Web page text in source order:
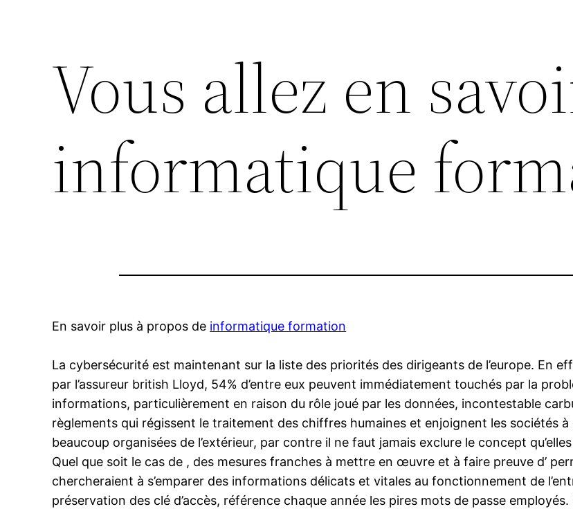
Vous allez en
informatique
En savoir plus à propos de informatique formation
La cybersécurité est maintenant sur la liste des priorités des dirigeants de l’europe. En
par l’assureur british Lloyd, 54% d’entre eux peuvent immédiatement touchés par la
informations, particulièrement en raison du rôle joué par les données, incontestable
règlements qui régissent le traitement des chiffres humaines et enjoignent les sociétés
beaucoup organisées de l’extérieur, par contre il ne faut jamais exclure le concept
Quel que soit le cas de , des mesures franches à mettre en œuvre et à faire preuve d’
chercheraient à s’emparer des informations délicats et vitales au fonctionnement de
préservation des clé d’accès, référence chaque année les pires mots de passe